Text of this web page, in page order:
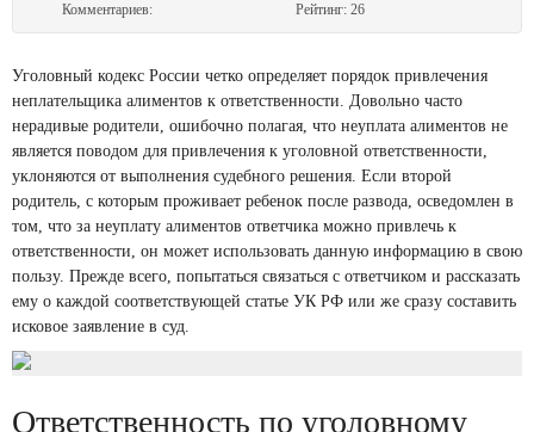
Комментариев:
Рейтинг: 26
Уголовный кодекс России четко определяет порядок привлечения
неплательщика алиментов к ответственности. Довольно часто
нерадивые родители, ошибочно полагая, что неуплата алиментов не
является поводом для привлечения к уголовной ответственности,
уклоняются от выполнения судебного решения. Если второй
родитель, с которым проживает ребенок после развода, осведомлен в
том, что за неуплату алиментов ответчика можно привлечь к
ответственности, он может использовать данную информацию в свою
пользу. Прежде всего, попытаться связаться с ответчиком и рассказать
ему о каждой соответствующей статье УК РФ или же сразу составить
исковое заявление в суд.
Ответственность по уголовному